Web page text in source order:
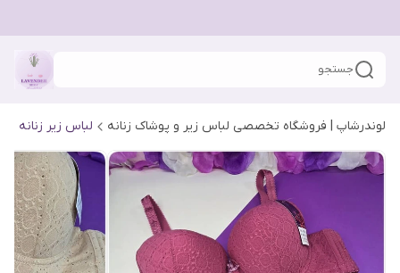
جستجو
لوندرشاپ | فروشگاه تخصصی لباس زیر و پوشاک زنانه لباس زیر زنانه